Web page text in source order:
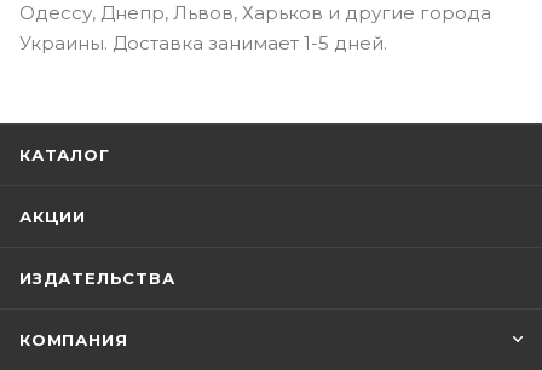
Одессу, Днепр, Львов, Харьков и другие города
Украины. Доставка занимает 1-5 дней.
КАТАЛОГ
АКЦИИ
ИЗДАТЕЛЬСТВА
КОМПАНИЯ